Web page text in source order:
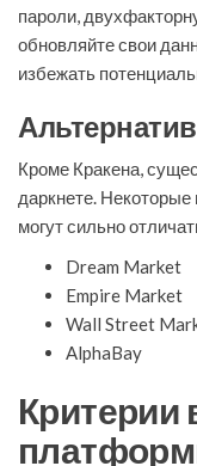
пароли,
обновляйте свои
избежать
Кроме Кракена,
даркнете.
могут сильно
Dream Market
Empire Market
Wall Street
AlphaBay
Критерии